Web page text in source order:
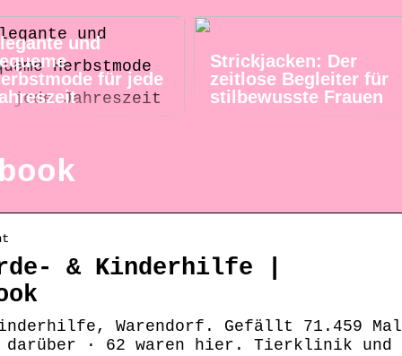
und
für jede
Strickjacken: Der
zeitlose Begleiter für
stilbewusste Frauen
& Kinderhilfe |
Warendorf. Gefällt 71.459 Mal
darüber · 62 waren hier. Tierklinik und